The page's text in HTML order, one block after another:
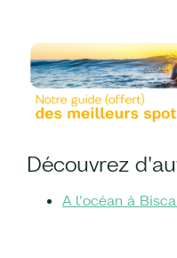
Découvrez
A l'océan à